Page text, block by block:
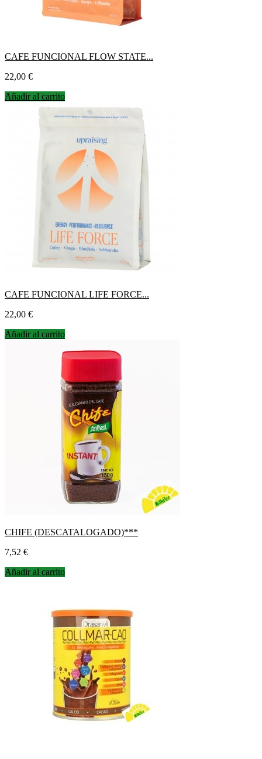
CAFE FUNCIONAL FLOW STATE...
Precio
22,00 €
Añadir al carrito
CAFE FUNCIONAL LIFE FORCE...
Precio
22,00 €
Añadir al carrito
CHIFE (DESCATALOGADO)***
Precio
7,52 €
Añadir al carrito